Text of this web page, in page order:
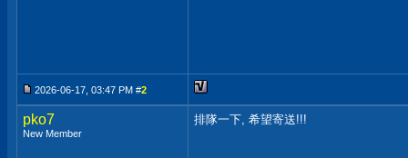
2026-06-17, 03:47 PM #2
pko7
New Member
排隊一下, 希望寄送!!!